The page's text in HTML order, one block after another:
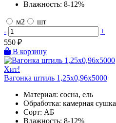
Влажность: 8-12%
м2
шт
-
+
550 ₽
В корзину
Хит!
Вагонка штиль 1,25х0,96х5000
Материал: сосна, ель
Обработка: камерная сушка
Сорт: АБ
Влажность: 8-12%